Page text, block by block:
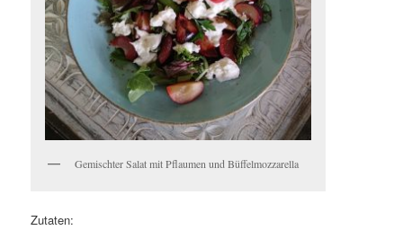
Gemischter Salat mit Pflaumen und Büffelmozzarella
Zutaten: